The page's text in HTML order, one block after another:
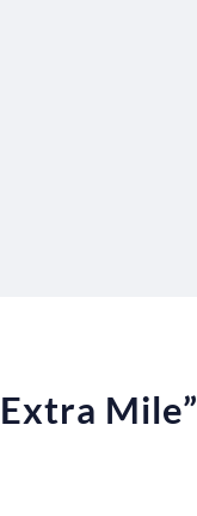
Mile”